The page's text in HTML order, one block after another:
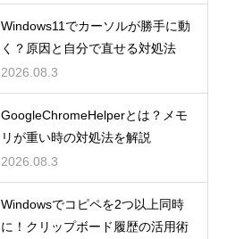
Windows11でカーソルが勝手に動
く？原因と自分で直せる対処法
2026.08.3
GoogleChromeHelperとは？メモ
リが重い時の対処法を解説
2026.08.3
Windowsでコピペを2つ以上同時
に！クリップボード履歴の活用術